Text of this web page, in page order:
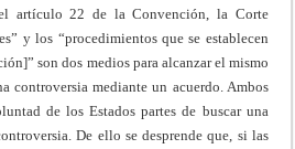
artículo 22 de la Convención, la Corte
y los “procedimientos que se establecen
son dos medios para alcanzar el mismo
controversia mediante un acuerdo. Ambos
de los Estados partes de buscar una
De ello se desprende que, si las